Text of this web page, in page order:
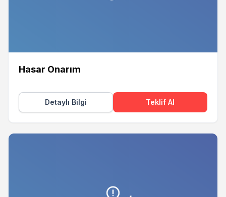
Hasar Onarım
Detaylı Bilgi Teklif Al